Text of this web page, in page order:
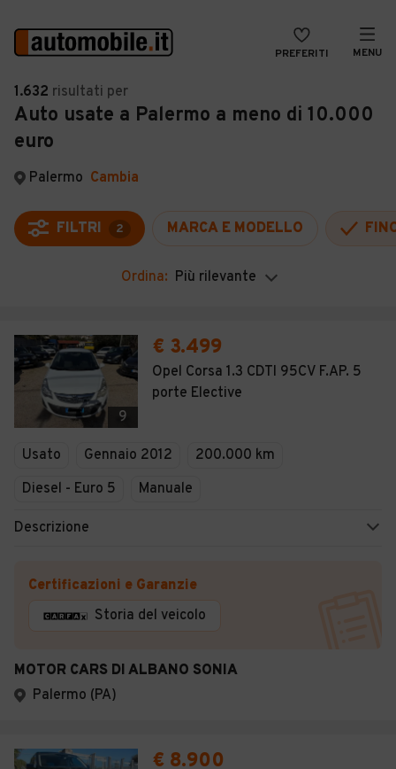
PREFERITI MENU
Auto
Auto Km 0
Auto Nuove
Moto
Camper
Veicoli Commerciali
VENDI
MAGAZINE
ACCEDI
1.632 risultati per
Auto usate a Palermo a meno di 10.000
euro
Palermo Cambia
FILTRI 2 MARCA E MODELLO
Ordina: Più rilevante
9
€ 3.499
Opel Corsa 1.3 CDTI 95CV F.AP. 5
porte Elective
Usato Gennaio 2012
200.000 km
Diesel - Euro 5
Manuale
Descrizione
Certificazioni e Garanzie
Storia del veicolo
MOTOR CARS DI ALBANO SONIA
Palermo (PA)
€ 8.900